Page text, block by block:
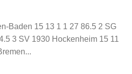
Baden 15 13 1 1 27 86.5 2 SG
3 SV 1930 Hockenheim 15 11